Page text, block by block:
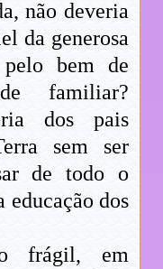
não deveria
da generosa
pelo bem de
familiar?
dos pais
sem ser
de todo o
educação dos
frágil, em